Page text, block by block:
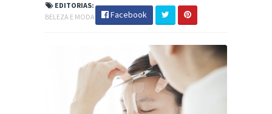
EDITORIAS:
BELEZA E MODA
Facebook